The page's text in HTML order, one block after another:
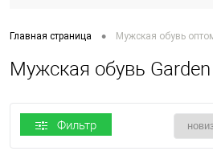
Главная страница • Мужская обувь
Мужская обувь
Фильтр